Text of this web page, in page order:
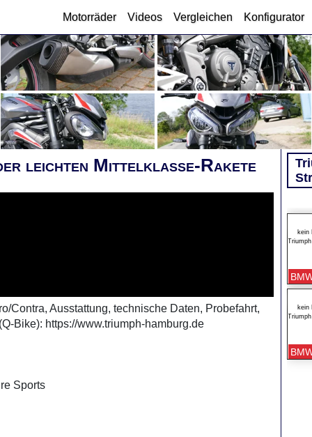
Motorräder Videos Vergleichen Konfigurator
leichten Mittelklasse-Rakete
Contra, Ausstattung, technische Daten, Probefahrt,
Bike): https://www.triumph-hamburg.de
Sports
kein
kein